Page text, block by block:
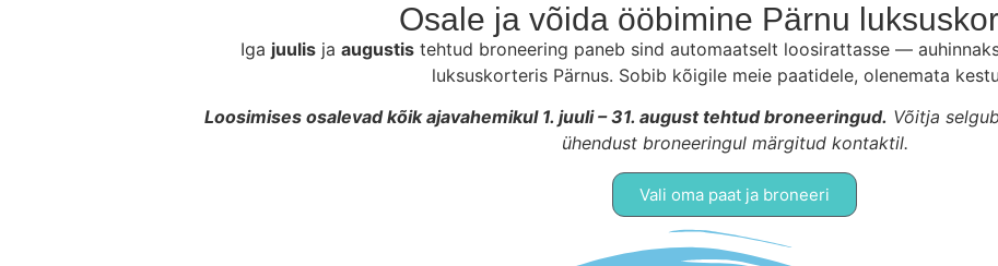
Osale ja võida ööbimine Pärnu
Iga juulis ja augustis tehtud broneering paneb sind automaatselt loosirattasse —
luksuskorteris Pärnus. Sobib kõigile meie paatidele, olenemata
Loosimises osalevad kõik ajavahemikul 1. juuli – 31. august tehtud broneeringud. Võitja
ühendust broneeringul märgitud kontaktil.
Vali oma paat ja broneeri